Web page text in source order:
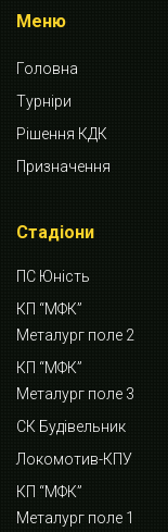
Меню
Головна
Турніри
Рішення КДК
Призначення
Стадіони
ПС Юність
КП “МФК”
Металург поле 2
КП “МФК”
Металург поле 3
СК Будівельник
Локомотив-КПУ
КП “МФК”
Металург поле 1